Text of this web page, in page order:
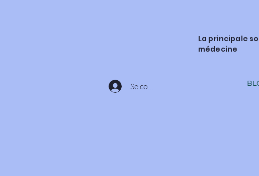
Se connecter
La principale
médecine